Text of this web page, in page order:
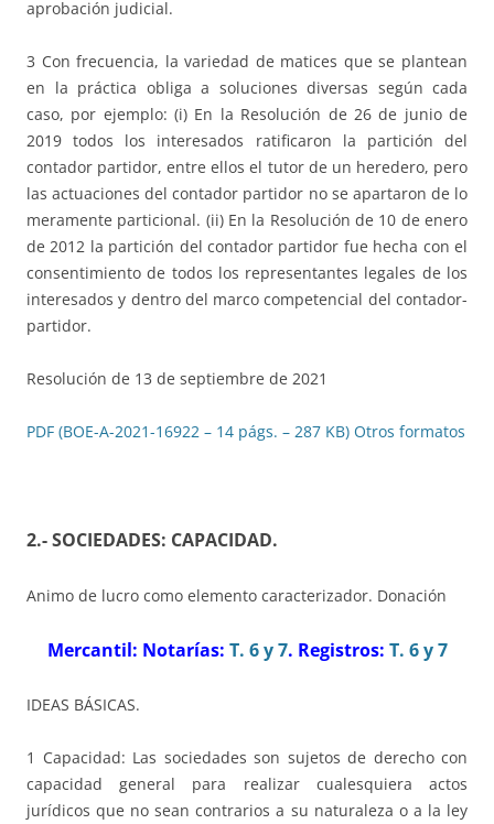
aprobación judicial.
3 Con frecuencia, la variedad de matices que se plantean
en la práctica obliga a soluciones diversas según cada
caso, por ejemplo: (i) En la Resolución de 26 de junio de
2019 todos los interesados ratificaron la partición del
contador partidor, entre ellos el tutor de un heredero, pero
las actuaciones del contador partidor no se apartaron de lo
meramente particional. (ii) En la Resolución de 10 de enero
de 2012 la partición del contador partidor fue hecha con el
consentimiento de todos los representantes legales de los
interesados y dentro del marco competencial del contador-
partidor.
Resolución de 13 de septiembre de 2021
PDF (BOE-A-2021-16922 – 14 págs. – 287 KB) Otros formatos
2.- SOCIEDADES: CAPACIDAD.
Animo de lucro como elemento caracterizador. Donación
Mercantil: Notarías: T. 6 y 7. Registros: T. 6 y 7
IDEAS BÁSICAS.
1 Capacidad: Las sociedades son sujetos de derecho con
capacidad general para realizar cualesquiera actos
jurídicos que no sean contrarios a su naturaleza o a la ley